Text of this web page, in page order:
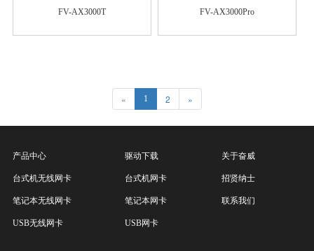
FV-AX3000T FV-AX3000Pro
« 1 2 »
产品中心
台式机无线网卡
笔记本无线网卡
USB无线网卡
驱动下载
台式机网卡
笔记本网卡
USB网卡
关于奋威
招贤纳士
联系我们